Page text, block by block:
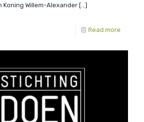
Koning Willem-Alexander […]
Read more